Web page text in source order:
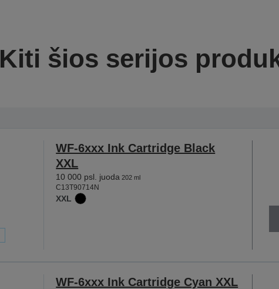
Kiti šios serijos
WF-6xxx Ink Cartridge Black
XXL
10 000 psl. juoda 202 ml
C13T90714N
XXL
WF-6xxx Ink Cartridge Cyan XXL